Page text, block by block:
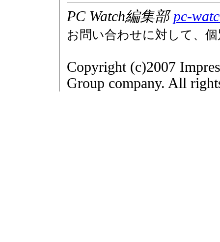
PC Watch編集部pc-
お問い合わせに対して、
Copyright (c)2007
Group company. All